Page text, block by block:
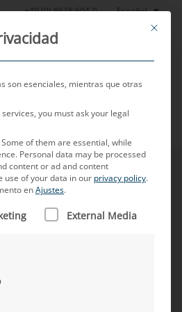
+49 (0) 8638 604-0 Español
Empleo Contacto
de MD. Su misión
el primer contacto de
en el ámbito de las
en este campo.
This
son esenciales, mientras que otras
you must ask your legal
of them are essential, while
Personal data may be processed
content or ad and content
use of your data in our privacy policy.
enAjustes.
GRUPOS DE SERVICIOS
External Media